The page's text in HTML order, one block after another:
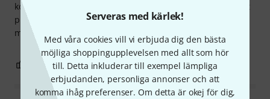
Serveras med kärlek!
Med våra cookies vill vi erbjuda dig den bästa
möjliga shoppingupplevelsen med allt som hör
till. Detta inkluderar till exempel lämpliga
erbjudanden, personliga annonser och att
komma ihåg preferenser. Om detta är okej för dig,
kontakt-/uttagsspecifikationen. Jag hade dock föredragit att
plasthöljet på Neutrik Twist/Powercon var tillverkat av
metall eller en plast av högre kvalitet.
0 ANMÄL RECENSION